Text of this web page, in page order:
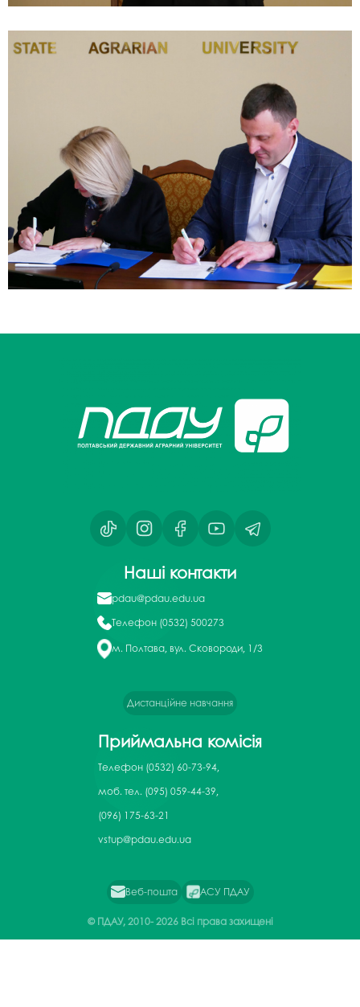
Наші контакти
pdau@pdau.edu.ua
Телефон (0532) 500273
м. Полтава, вул. Сковороди, 1/3
Дистанційне навчання
Приймальна комісія
Телефон (0532) 60-73-94,
моб. тел. (095) 059-44-39,
(096) 175-63-21
vstup@pdau.edu.ua
Веб-пошта АСУ ПДАУ
© ПДАУ, 2010-2026 Всі права захищені